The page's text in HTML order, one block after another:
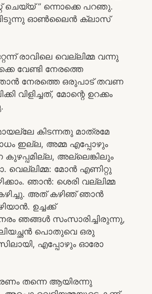
ചെയ്യ് ” ന്നൊക്കെ പറഞു.
ഇവിടുന്നു ഓൺലൈൻ ക്ലാസ്
രാവിലെ വെല്ലിമ്മ വന്നു
വേണ്ടി നേരത്തെ
നേരത്തെ ഒരുപാട് തവണ
വിളിച്ചത്, മോന്റെ ഉറക്കം
കിടന്നതു മാത്രമേ
ഇല്ല, അമ്മ എപ്പോഴും
കുഴപ്പമില്ല, അല്ലെങ്കിലും
വെല്ലിമ്മ: മോൻ എണിറ്റു
ഞാൻ: ശെരി വല്ലിമ്മ
അത് കഴിഞ്‍ ഞാൻ
ഉച്ചക്ക്
ഞങ്ങൾ സംസാരിച്ചിരുന്നു,
പൊതുവെ ഒരു
എപ്പോഴും ഓരോ
തന്നെ ആയിരന്നു